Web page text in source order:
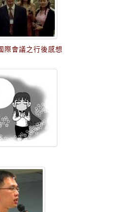
際會議之行後感想